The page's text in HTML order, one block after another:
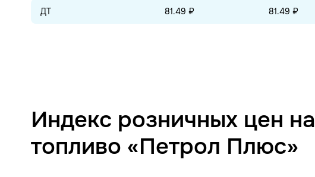
ДТ 81.49 ₽ 81.49 ₽
Индекс розничных цен на
топливо «Петрол Плюс»